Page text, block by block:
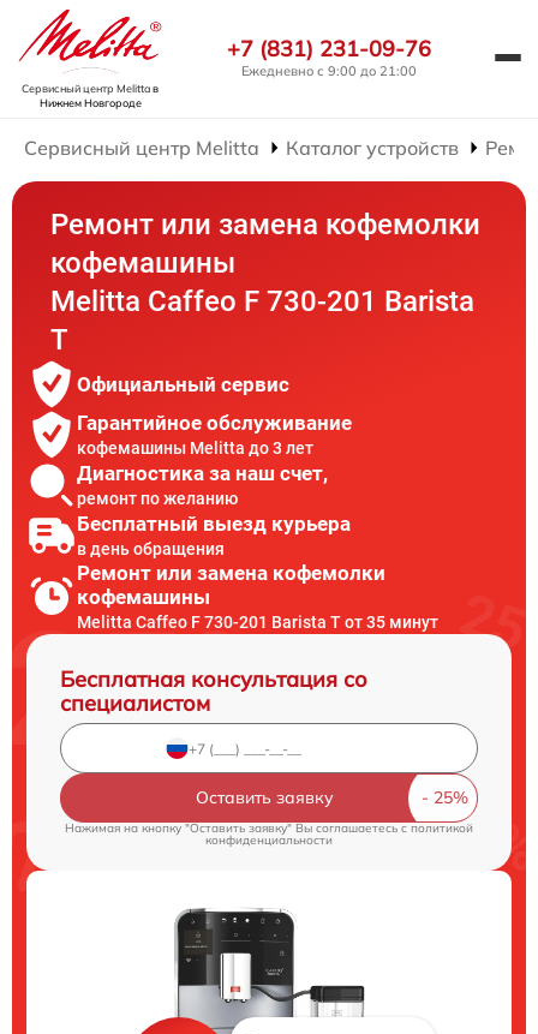
Сервисный центр Melittaв
Нижнем Новгороде
+7 (831) 231-09-76
Ежедневно с 9:00 до 21:00
Сервисный центр Melitta Каталог устройств
Ремонт или замена кофемолки
кофемашины
Melitta Caffeo F 730-201 Barista
T
Официальный сервис
Гарантийное обслуживание
кофемашины Melitta до 3 лет
Диагностика за наш счет,
ремонт по желанию
Бесплатный выезд курьера
в день обращения
Ремонт или замена кофемолки
кофемашины
Melitta Caffeo F 730-201 Barista T от 35 минут
Бесплатная консультация со
специалистом
Оставить заявку
Нажимая на кнопку "Оставить заявку" Вы соглашаетесь cполитикой
конфиденциальности